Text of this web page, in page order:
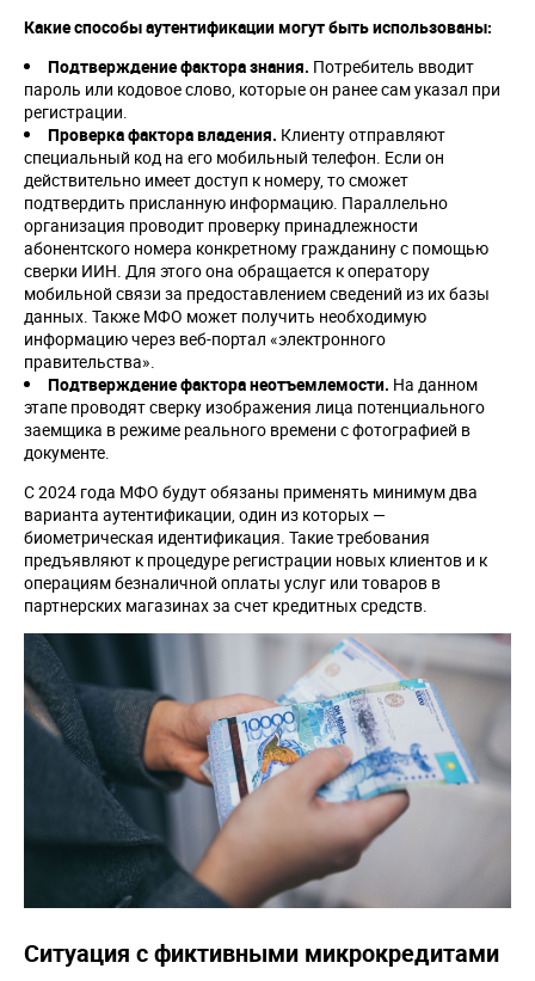
Какие способы аутентификации могут быть использованы:
Подтверждение фактора знания. Потребитель вводит
пароль или кодовое слово, которые он ранее сам указал при
регистрации.
Проверка фактора владения. Клиенту отправляют
специальный код на его мобильный телефон. Если он
действительно имеет доступ к номеру, то сможет
подтвердить присланную информацию. Параллельно
организация проводит проверку принадлежности
абонентского номера конкретному гражданину с помощью
сверки ИИН. Для этого она обращается к оператору
мобильной связи за предоставлением сведений из их базы
данных. Также МФО может получить необходимую
информацию через веб-портал «электронного
правительства».
Подтверждение фактора неотъемлемости. На данном
этапе проводят сверку изображения лица потенциального
заемщика в режиме реального времени с фотографией в
документе.
С 2024 года МФО будут обязаны применять минимум два
варианта аутентификации, один из которых —
биометрическая идентификация. Такие требования
предъявляют к процедуре регистрации новых клиентов и к
операциям безналичной оплаты услуг или товаров в
партнерских магазинах за счет кредитных средств.
Ситуация с фиктивными микрокредитами